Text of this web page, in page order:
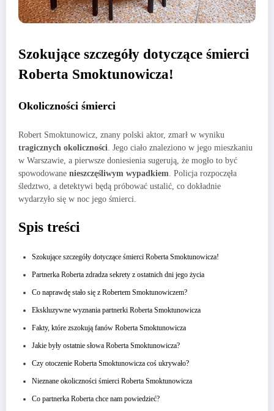
Szokujące szczegóły dotyczące śmierci
Roberta Smoktunowicza!
Okoliczności śmierci
Robert Smoktunowicz, znany polski aktor, zmarł w wyniku
tragicznych okoliczności . Jego ciało znaleziono w jego mieszkaniu
w Warszawie, a pierwsze doniesienia sugerują, że mogło to być
spowodowane nieszczęśliwym wypadkiem . Policja rozpoczęła
śledztwo, a detektywi będą próbować ustalić, co dokładnie
wydarzyło się w noc jego śmierci.
Spis treści
Szokujące szczegóły dotyczące śmierci Roberta Smoktunowicza!
Partnerka Roberta zdradza sekrety z ostatnich dni jego życia
Co naprawdę stało się z Robertem Smoktunowiczem?
Ekskluzywne wyznania partnerki Roberta Smoktunowicza
Fakty, które zszokują fanów Roberta Smoktunowicza
Jakie były ostatnie słowa Roberta Smoktunowicza?
Czy otoczenie Roberta Smoktunowicza coś ukrywało?
Nieznane okoliczności śmierci Roberta Smoktunowicza
Co partnerka Roberta chce nam powiedzieć?